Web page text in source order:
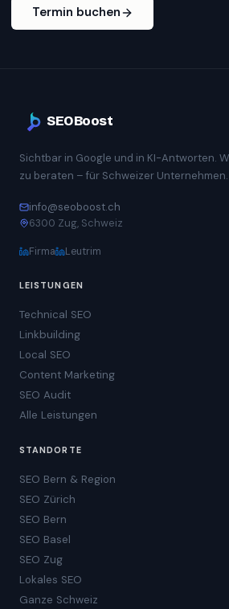
Termin buchen
SEOBoost
Sichtbar in Google und in KI-Antworten.
zu beraten – für Schweizer Unternehmen.
info@seoboost.ch
6300 Zug, Schweiz
Firma Leutrim
LEISTUNGEN
Technical SEO
Linkbuilding
Local SEO
Content Marketing
SEO Audit
Alle Leistungen
STANDORTE
SEO Bern & Region
SEO Zürich
SEO Bern
SEO Basel
SEO Zug
Lokales SEO
Ganze Schweiz